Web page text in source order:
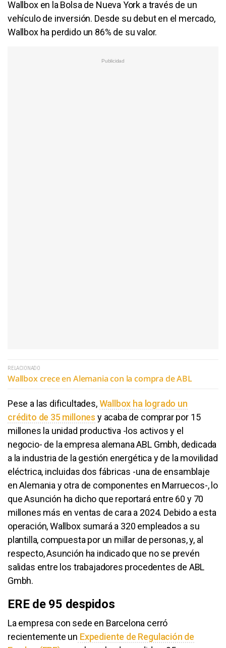
Wallbox en la Bolsa de Nueva York a través de un
vehículo de inversión. Desde su debut en el mercado,
Wallbox ha perdido un 86% de su valor.
RELACIONADO
Wallbox crece en Alemania con la compra de ABL
Pese a las dificultades,Wallbox ha logrado un
crédito de 35 millones y acaba de comprar por 15
millones la unidad productiva -los activos y el
negocio- de la empresa alemana ABL Gmbh, dedicada
a la industria de la gestión energética y de la movilidad
eléctrica, incluidas dos fábricas -una de ensamblaje
en Alemania y otra de componentes en Marruecos-, lo
que Asunción ha dicho que reportará entre 60 y 70
millones más en ventas de cara a 2024. Debido a esta
operación, Wallbox sumará a 320 empleados a su
plantilla, compuesta por un millar de personas, y, al
respecto, Asunción ha indicado que no se prevén
salidas entre los trabajadores procedentes de ABL
Gmbh.
ERE de 95 despidos
La empresa con sede en Barcelona cerró
recientemente un Expediente de Regulación de